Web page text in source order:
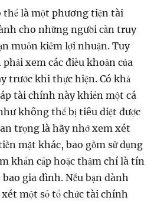
thể là một phương tiện tài
cho những người cần truy
muốn kiếm lợi nhuận. Tuy
phải xem các điều khoản của
trước khi thực hiện. Có khả
tài chính này khiến một cá
không thể bị tiêu diệt được
trọng là hãy nhớ xem xét
mặt khác, bao gồm sử dụng
khẩn cấp hoặc thậm chí là tín
gia đình. Nếu bạn dành
một số tổ chức tài chính